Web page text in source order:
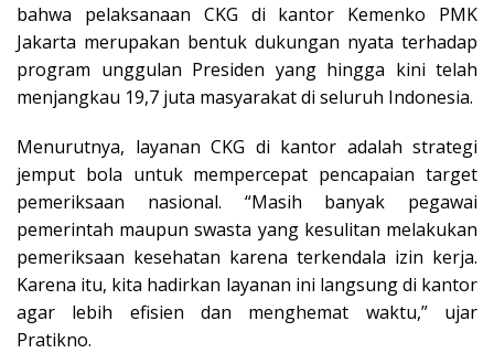
bahwa pelaksanaan CKG di kantor Kemenko PMK
Jakarta merupakan bentuk dukungan nyata terhadap
program unggulan Presiden yang hingga kini telah
menjangkau 19,7 juta masyarakat di seluruh Indonesia.
Menurutnya, layanan CKG di kantor adalah strategi
jemput bola untuk mempercepat pencapaian target
pemeriksaan nasional. “Masih banyak pegawai
pemerintah maupun swasta yang kesulitan melakukan
pemeriksaan kesehatan karena terkendala izin kerja.
Karena itu, kita hadirkan layanan ini langsung di kantor
agar lebih efisien dan menghemat waktu,” ujar
Pratikno.